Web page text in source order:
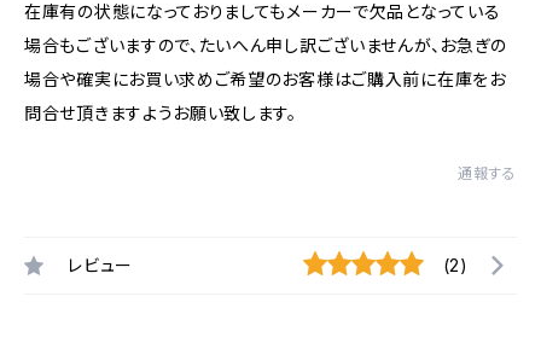
在庫有の状態になっておりましてもメーカーで欠品となっている
場合もございますので、たいへん申し訳ございませんが、お急ぎの
場合や確実にお買い求めご希望のお客様はご購入前に在庫をお
問合せ頂きますようお願い致します。
通報する
レビュー (2)